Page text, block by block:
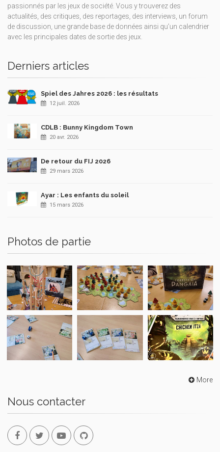
passionnés par les jeux de société. Vous y trouverez des
actualités, des critiques, des reportages, des interviews, un forum
de discussion, une grande base de données ainsi qu’un calendrier
avec les principales dates de sortie des jeux.
Derniers articles
Spiel des Jahres 2026 : les résultats
12 juil. 2026
CDLB : Bunny Kingdom Town
20 avr. 2026
De retour du FIJ 2026
29 mars 2026
Ayar : Les enfants du soleil
15 mars 2026
Photos de partie
More
Nous contacter